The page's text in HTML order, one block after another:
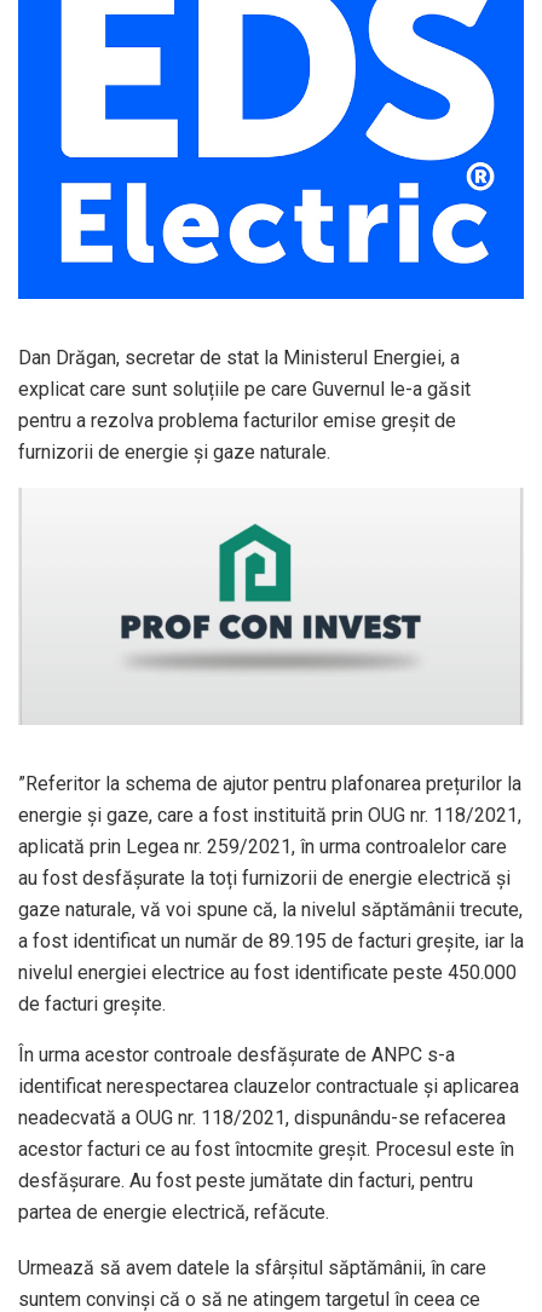
Dan Drăgan, secretar de stat la Ministerul Energiei, a
explicat care sunt soluțiile pe care Guvernul le-a găsit
pentru a rezolva problema facturilor emise greșit de
furnizorii de energie și gaze naturale.
”Referitor la schema de ajutor pentru plafonarea prețurilor la
energie și gaze, care a fost instituită prin OUG nr. 118/2021,
aplicată prin Legea nr. 259/2021, în urma controalelor care
au fost desfășurate la toți furnizorii de energie electrică și
gaze naturale, vă voi spune că, la nivelul săptămânii trecute,
a fost identificat un număr de 89.195 de facturi greșite, iar la
nivelul energiei electrice au fost identificate peste 450.000
de facturi greșite.
În urma acestor controale desfășurate de ANPC s-a
identificat nerespectarea clauzelor contractuale și aplicarea
neadecvată a OUG nr. 118/2021, dispunându-se refacerea
acestor facturi ce au fost întocmite greșit. Procesul este în
desfășurare. Au fost peste jumătate din facturi, pentru
partea de energie electrică, refăcute.
Urmează să avem datele la sfârșitul săptămânii, în care
suntem convinși că o să ne atingem targetul în ceea ce